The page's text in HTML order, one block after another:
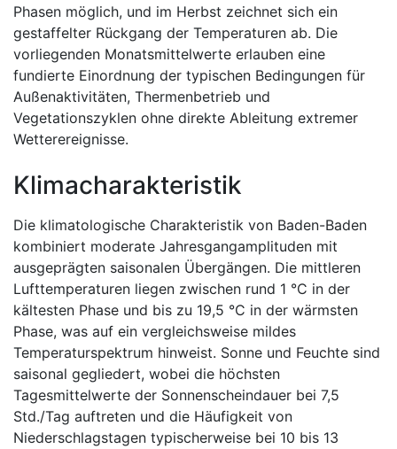
Phasen möglich, und im Herbst zeichnet sich ein
gestaffelter Rückgang der Temperaturen ab. Die
vorliegenden Monatsmittelwerte erlauben eine
fundierte Einordnung der typischen Bedingungen für
Außenaktivitäten, Thermenbetrieb und
Vegetationszyklen ohne direkte Ableitung extremer
Wetterereignisse.
Klimacharakteristik
Die klimatologische Charakteristik von Baden-Baden
kombiniert moderate Jahresgangamplituden mit
ausgeprägten saisonalen Übergängen. Die mittleren
Lufttemperaturen liegen zwischen rund 1 °C in der
kältesten Phase und bis zu 19,5 °C in der wärmsten
Phase, was auf ein vergleichsweise mildes
Temperaturspektrum hinweist. Sonne und Feuchte sind
saisonal gegliedert, wobei die höchsten
Tagesmittelwerte der Sonnenscheindauer bei 7,5
Std./Tag auftreten und die Häufigkeit von
Niederschlagstagen typischerweise bei 10 bis 13